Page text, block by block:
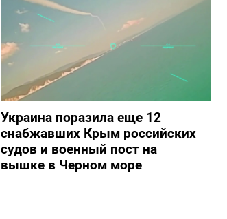
Украина поразила еще 12
снабжавших Крым российских
судов и военный пост на
вышке в Черном море